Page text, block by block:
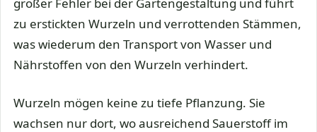
zu erstickten Wurzeln und verrottenden Stämmen,
was wiederum den Transport von Wasser und
Nährstoffen von den Wurzeln verhindert.
Wurzeln mögen keine zu tiefe Pflanzung. Sie
wachsen nur dort, wo ausreichend Sauerstoff im